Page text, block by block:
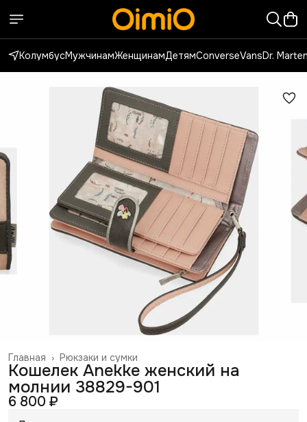
КолумбусМужчинамЖенщинамДетямConverseVansDr.
Рюкзаки и сумки
Главная ›
Кошелек Anekke женский на
молнии 38829-901
6 800 ₽